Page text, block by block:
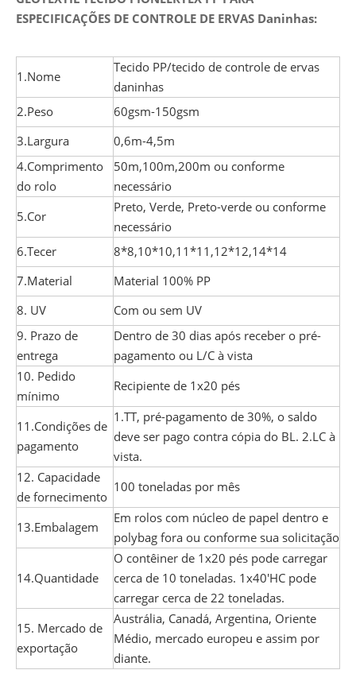
ESPECIFICAÇÕES DE CONTROLE DE ERVAS Daninhas:
1.Nome
Tecido PP/tecido de controle de ervas
daninhas
2.Peso
60gsm-150gsm
3.Largura
0,6m-4,5m
4.Comprimento
do rolo
50m,100m,200m ou conforme
necessário
5.Cor
Preto, Verde, Preto-verde ou conforme
necessário
6.Tecer
8*8,10*10,11*11,12*12,14*14
7.Material
Material 100% PP
8. UV
Com ou sem UV
9. Prazo de
entrega
Dentro de 30 dias após receber o pré-
pagamento ou L/C à vista
10. Pedido
mínimo
Recipiente de 1x20 pés
11.Condições de
pagamento
1.TT, pré-pagamento de 30%, o saldo
deve ser pago contra cópia do BL. 2.LC à
vista.
12. Capacidade
de fornecimento
100 toneladas por mês
13.Embalagem
Em rolos com núcleo de papel dentro e
polybag fora ou conforme sua solicitação
14.Quantidade
O contêiner de 1x20 pés pode carregar
cerca de 10 toneladas. 1x40'HC pode
carregar cerca de 22 toneladas.
15. Mercado de
exportação
Austrália, Canadá, Argentina, Oriente
Médio, mercado europeu e assim por
diante.